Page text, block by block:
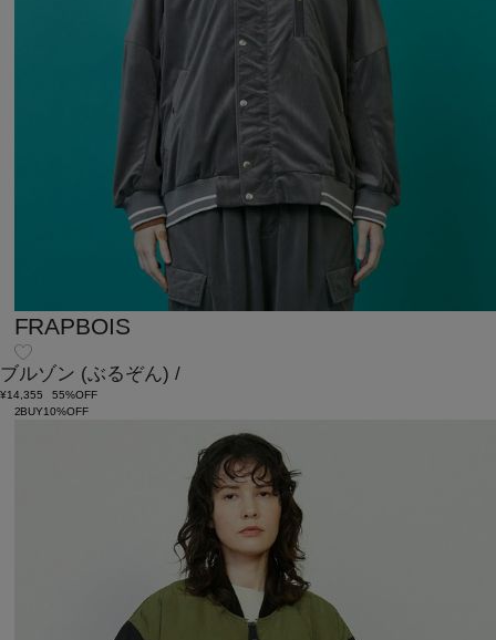
FRAPBOIS
ブルゾン (ぶるぞん) /
¥14,355
55%OFF
2BUY10%OFF